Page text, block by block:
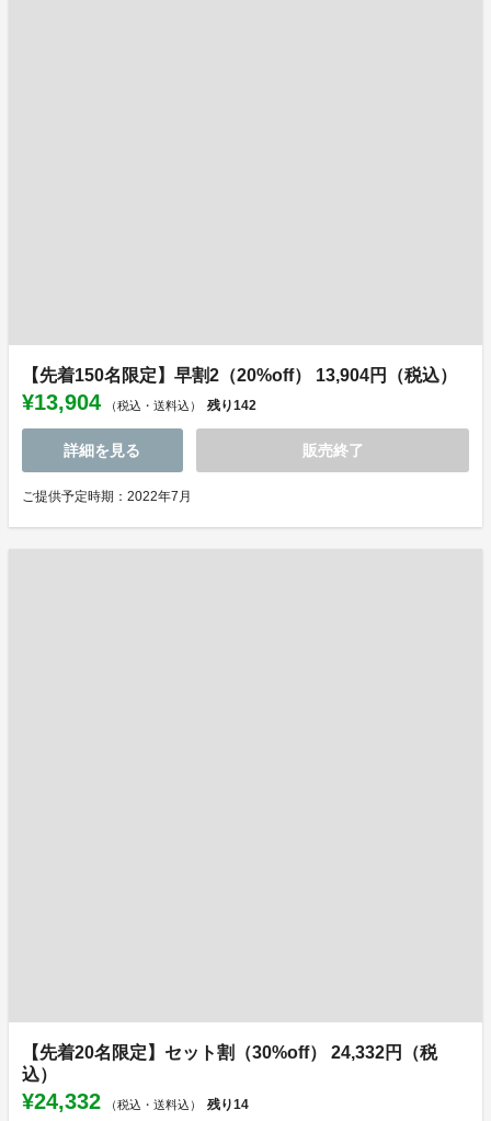
【先着150名限定】早割2（20%off） 13,904円（税込）
¥13,904 （税込・送料込） 残り142
詳細を見る 販売終了
ご提供予定時期：2022年7月
【先着20名限定】セット割（30%off） 24,332円（税
込）
¥24,332 （税込・送料込） 残り14